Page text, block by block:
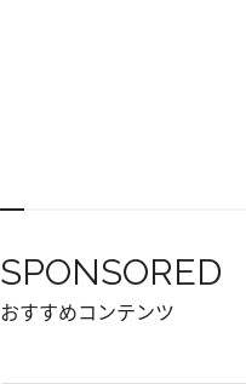
SPONSORED
おすすめコンテンツ